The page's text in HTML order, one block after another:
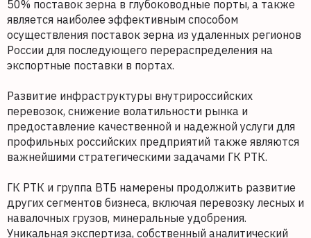
50% поставок зерна в глубоководные порты, а также
является наиболее эффективным способом
осуществления поставок зерна из удаленных регионов
России для последующего перераспределения на
экспортные поставки в портах.
Развитие инфраструктуры внутрироссийских
перевозок, снижение волатильности рынка и
предоставление качественной и надежной услуги для
профильных российских предприятий также являются
важнейшими стратегическими задачами ГК РТК.
ГК РТК и группа ВТБ намерены продолжить развитие
других сегментов бизнеса, включая перевозку лесных и
навалочных грузов, минеральные удобрения.
Уникальная экспертиза, собственный аналитический